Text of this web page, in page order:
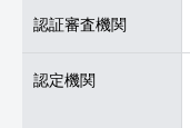
認証審査機関
認定機関